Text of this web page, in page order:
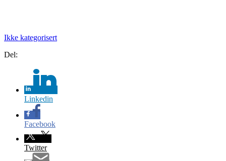
Ikke kategorisert
Del:
Linkedin
Facebook
Twitter